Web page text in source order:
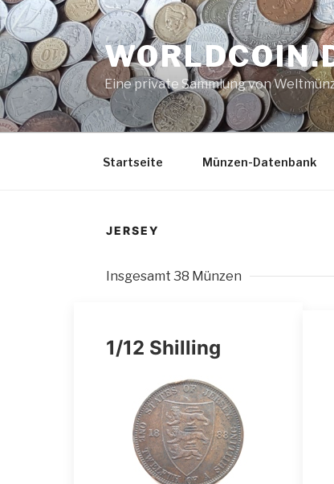
Zum
Inhalt
springen
Eine private Sammlung von
Startseite Münzen-Datenbank
JERSEY
Insgesamt 38 Münzen
1/12 Shilling